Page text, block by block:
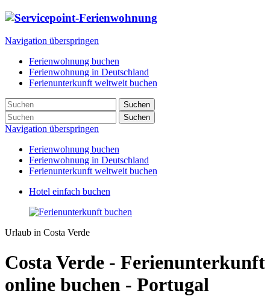
Navigation überspringen
Ferienwohnung buchen
Ferienwohnung in Deutschland
Ferienunterkunft weltweit buchen
Suchen
Suchen
Navigation überspringen
Ferienwohnung buchen
Ferienwohnung in Deutschland
Ferienunterkunft weltweit buchen
Hotel einfach buchen
Urlaub in Costa Verde
Costa Verde - Ferienunterkunft
online buchen - Portugal